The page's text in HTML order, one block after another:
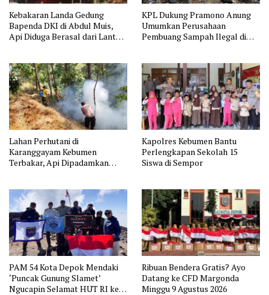
Kebakaran Landa Gedung
Bapenda DKI di Abdul Muis,
Api Diduga Berasal dari Lantai
KPL Dukung Pramono Anung
Umumkan Perusahaan
Pembuang Sampah Ilegal di
Lahan Perhutani di
Karanggayam Kebumen
Terbakar, Api Dipadamkan
Kapolres Kebumen Bantu
Perlengkapan Sekolah 15
Siswa di Sempor
PAM 54 Kota Depok Mendaki
‘Puncak Gunung Slamet’
Ngucapin Selamat HUT RI ke-
Ribuan Bendera Gratis? Ayo
Datang ke CFD Margonda
Minggu 9 Agustus 2026